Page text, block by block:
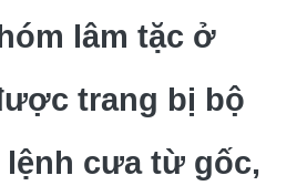
lâm tặc ở
trang bị bộ
lệnh cưa từ gốc,